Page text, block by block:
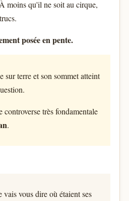
moins qu'il ne soit au cirque,
posée en pente.
sur terre et son sommet atteint
très fondamentale
.
vous dire où étaient ses